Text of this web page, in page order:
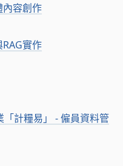
內容創作
實作
計糧易」 - 僱員資料管